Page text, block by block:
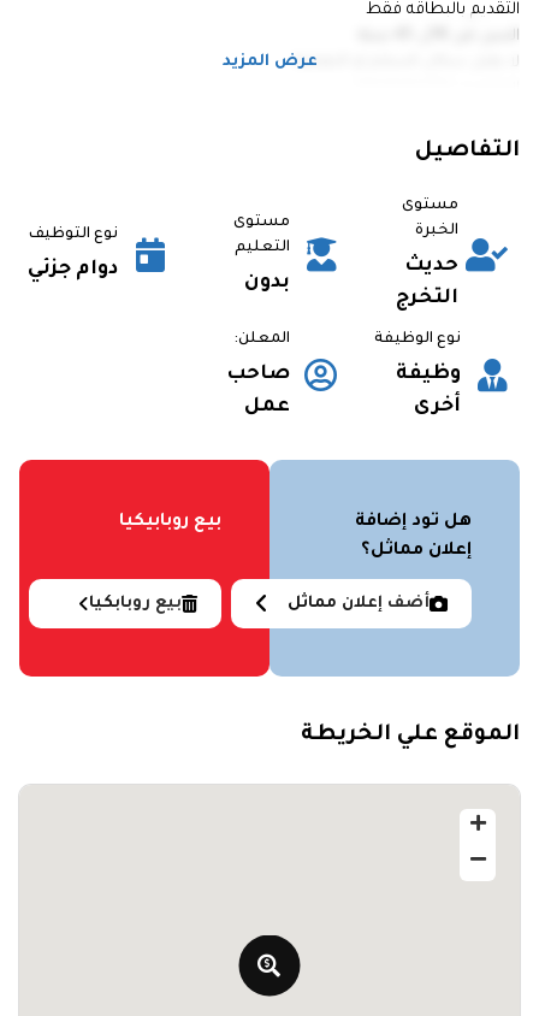
التقديم بالبطاقه فقط
السن من 18ل 45 سنه
لا يقبل سكان السلام او النهضةعرض المزيد
التفاصيل
مستوى
الخبرة
حديث
التخرج
مستوى
التعليم
بدون
نوع التوظيف
دوام جزئي
نوع الوظيفة
وظيفة
أخرى
المعلن:
صاحب
عمل
هل تود إضافة
إعلان مماثل؟
أضف إعلان مماثل
بيع روبابيكيا
بيع روبابكيا
الموقع علي الخريطة